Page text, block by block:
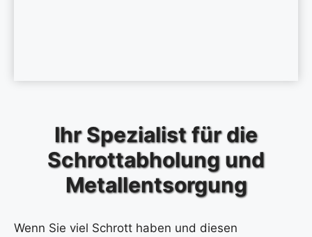
Ihr Spezialist für die
Schrottabholung und
Metallentsorgung
Wenn Sie viel Schrott haben und diesen